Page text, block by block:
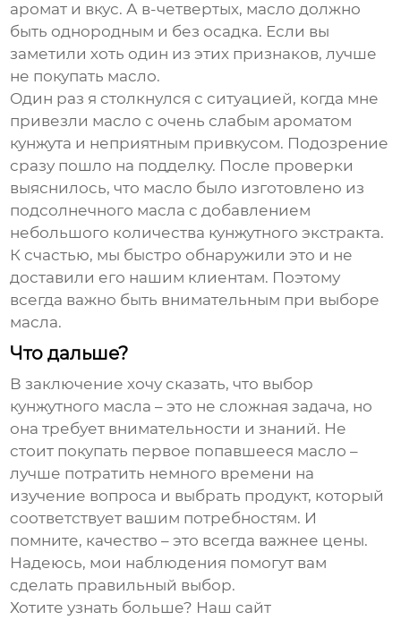
аромат и вкус. А в-четвертых, масло должно
быть однородным и без осадка. Если вы
заметили хоть один из этих признаков, лучше
не покупать масло.
Один раз я столкнулся с ситуацией, когда мне
привезли масло с очень слабым ароматом
кунжута и неприятным привкусом. Подозрение
сразу пошло на подделку. После проверки
выяснилось, что масло было изготовлено из
подсолнечного масла с добавлением
небольшого количества кунжутного экстракта.
К счастью, мы быстро обнаружили это и не
доставили его нашим клиентам. Поэтому
всегда важно быть внимательным при выборе
масла.
Что дальше?
В заключение хочу сказать, что выбор
кунжутного масла – это не сложная задача, но
она требует внимательности и знаний. Не
стоит покупать первое попавшееся масло –
лучше потратить немного времени на
изучение вопроса и выбрать продукт, который
соответствует вашим потребностям. И
помните, качество – это всегда важнее цены.
Надеюсь, мои наблюдения помогут вам
сделать правильный выбор.
Хотите узнать больше? Наш сайт